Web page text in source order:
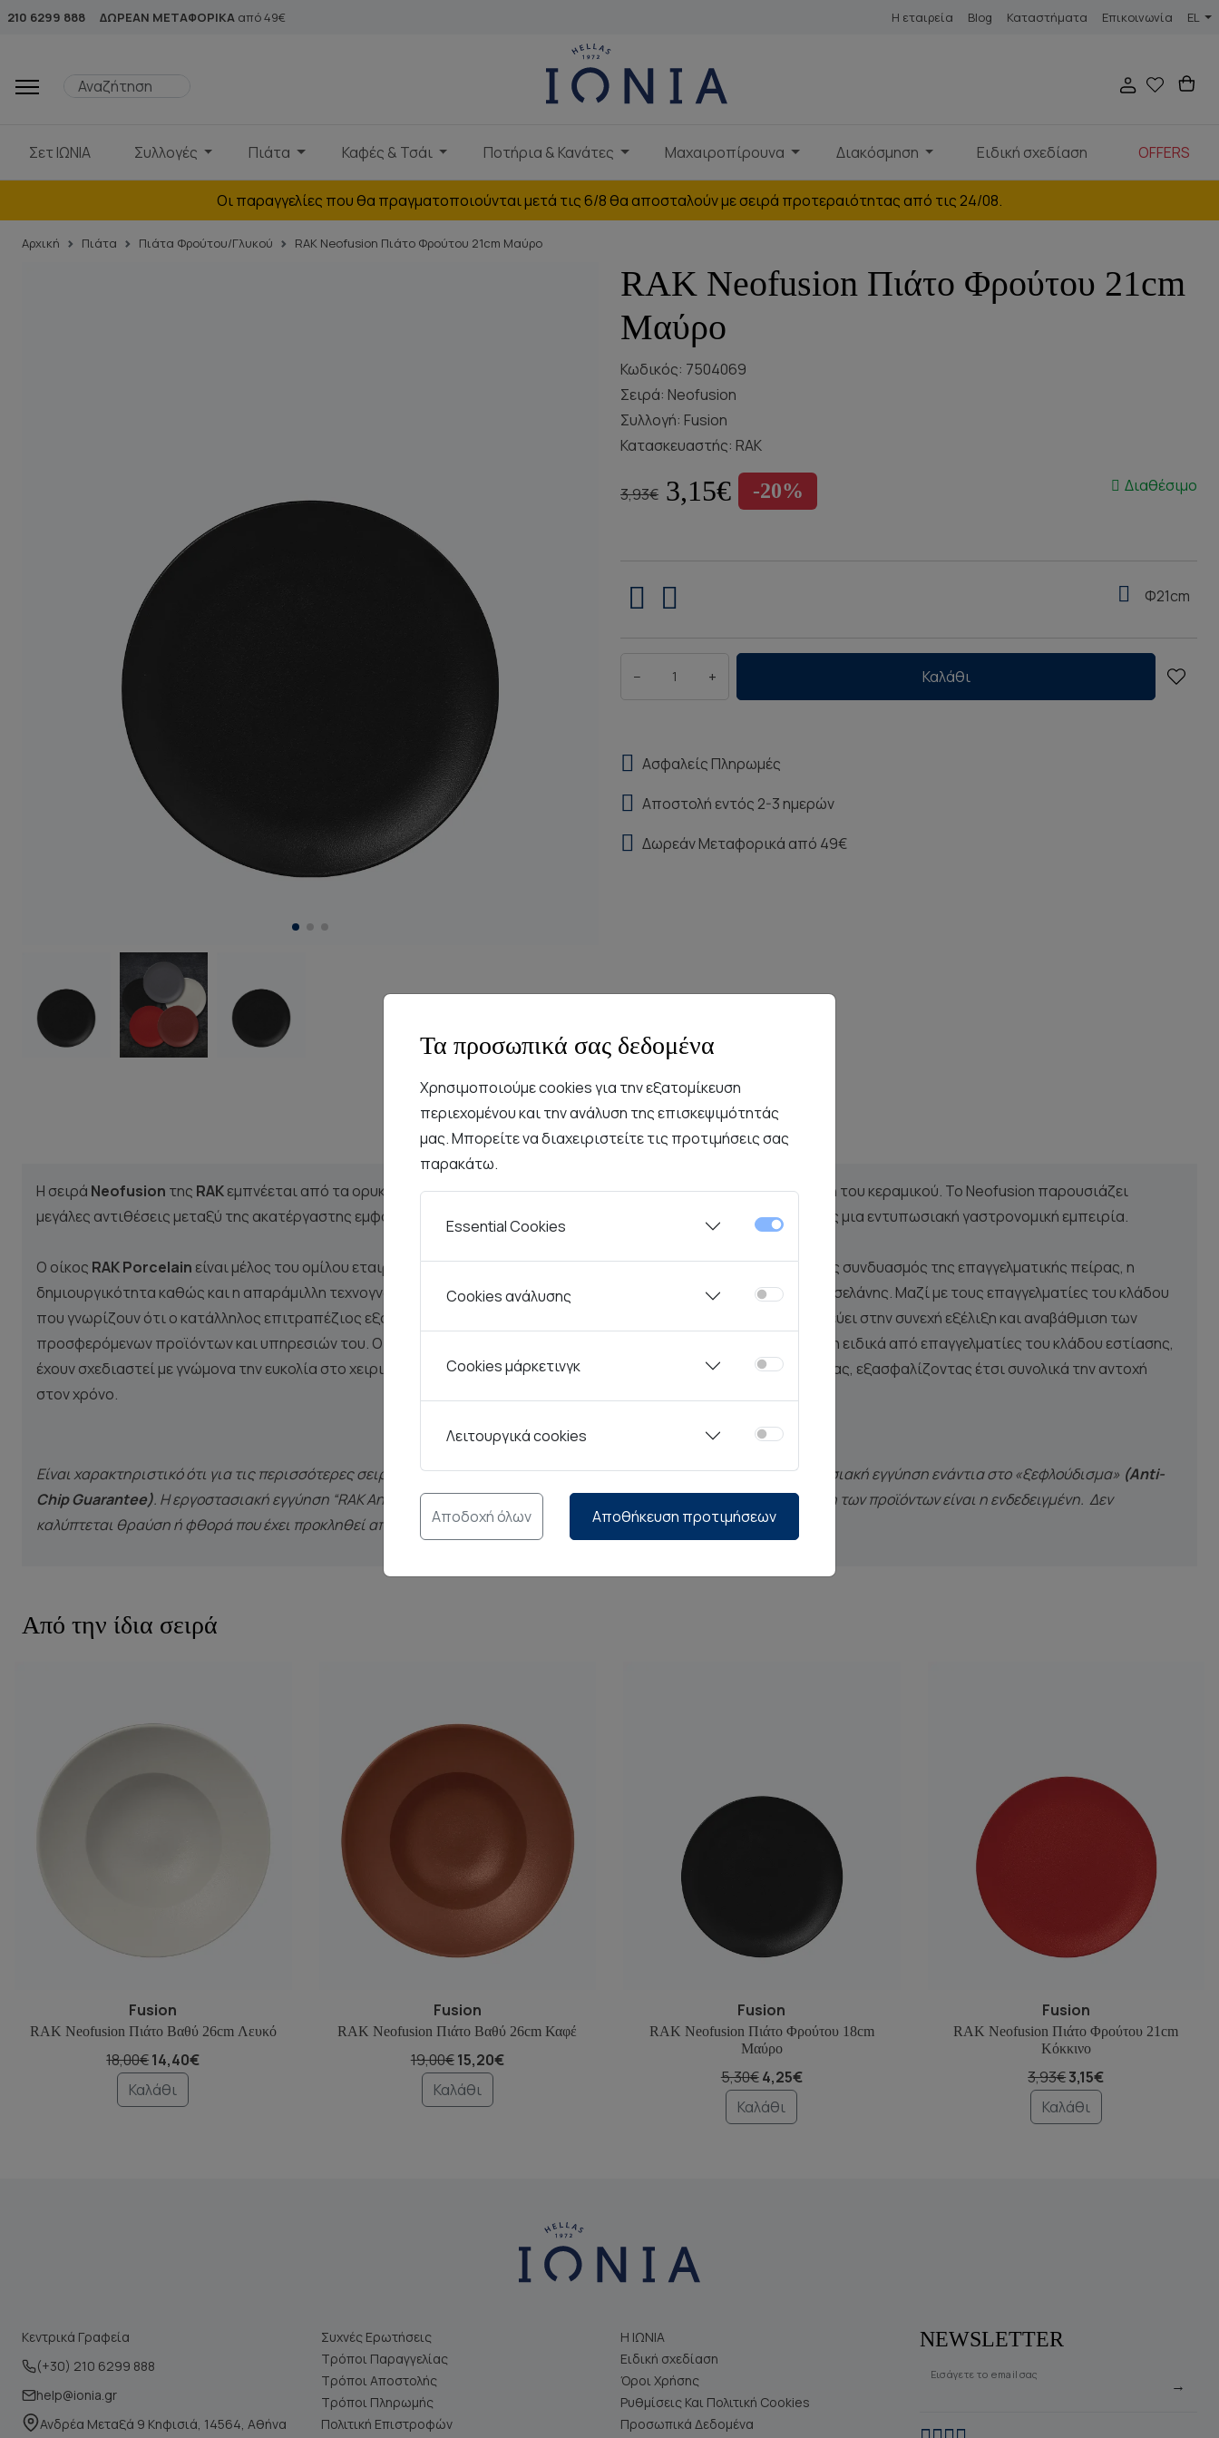
210 6299 888 ΔΩΡΕΑΝ ΜΕΤΑΦΟΡΙΚΑ από 49€ Η εταιρεία Blog Καταστήματα Επικοινωνία EL
Σετ ΙΩΝΙΑ Συλλογές Πιάτα Καφές & Τσάι Ποτήρια & Κανάτες Μαχαιροπίρουνα Διακόσμηση Ειδική σχεδίαση OFFERS
Οι παραγγελίες που θα πραγματοποιούνται μετά τις 6/8 θα αποσταλούν με σειρά προτεραιότητας από τις 24/08.
Αρχική Πιάτα Πιάτα Φρούτου/Γλυκού RAK Neofusion Πιάτο Φρούτου 21cm Μαύρο
RAK Neofusion Πιάτο Φρούτου 21cm
Μαύρο
Κωδικός: 7504069
Σειρά: Neofusion
Συλλογή: Fusion
Κατασκευαστής: RAK
3,93€ 3,15€ -20% Διαθέσιμο
Φ21cm
− + Καλάθι
Ασφαλείς Πληρωμές
Αποστολή εντός 2-3 ημερών
Δωρεάν Μεταφορικά από 49€
Περιγραφή Χαρακτηριστικά Συντήρηση
Η σειρά Neofusion της RAKεμπνέεται από τα ορυκτά υλικά. Κάθε κομμάτι έχει τη δύναμη της πορσελάνης και την όψη του κεραμικού. Το Neofusion παρουσιάζει
μεγάλες αντιθέσεις μεταξύ της ακατέργαστης εμφάνισής του και του εκλεπτισμένου υλικού των πιάτων, παρέχοντας μια εντυπωσιακή γαστρονομική εμπειρία.
Ο οίκος RAK Porcelain είναι μέλος του ομίλου εταιριών Rak Ceramics.Από την ίδρυση του ομίλου το 1991, ο επιτυχής συνδυασμός της επαγγελματικής πείρας, η
δημιουργικότητα καθώς και η απαράμιλλη τεχνογνωσία έχει ωθήσει την RAK σε μια ηγετική θέση στον κλάδο της πορσελάνης. Μαζί με τους επαγγελματίες του κλάδου
που γνωρίζουν ότι ο κατάλληλος επιτραπέζιος εξοπλισμός προσθέτει αξία στις υπηρεσίες τους, ο οίκος RAK στοχεύει στην συνεχή εξέλιξη και αναβάθμιση των
προσφερόμενων προϊόντων και υπηρεσιών του. Οι καινοτόμες συλλογές επιτραπέζιων ειδών, μελετημένες για χρήση ειδικά από επαγγελματίες του κλάδου εστίασης,
έχουν σχεδιαστεί με γνώμονα την ευκολία στο χειρισμό, την αντοχή στην σκληρή χρήση και τις μεταβολές θερμοκρασίας, εξασφαλίζοντας έτσι συνολικά την αντοχή
στον χρόνο.
Είναι χαρακτηριστικό ότι για τις περισσότερες σειρές που διαθέτει ο οίκος RAK, προσφέρεται περιορισμένη εργοστασιακή εγγύηση ενάντια στο «ξεφλούδισμα» (Anti-
Chip Guarantee). Η εργοστασιακή εγγύηση “RAK Anti-Chip Guarantee” καλύπτει συγκεκριμένες σειρές εφόσον η χρήση των προϊόντων είναι η ενδεδειγμένη. Δεν
καλύπτεται θραύση ή φθορά που έχει προκληθεί από κακή ή μη κανονική χρήση των προϊόντων.
Από την ίδια σειρά
Fusion
RAK Neofusion Πιάτο Βαθύ 26cm Λευκό
18,00€14,40€
Καλάθι
Fusion
RAK Neofusion Πιάτο Βαθύ 26cm Καφέ
19,00€15,20€
Καλάθι
Fusion
RAK Neofusion Πιάτο Φρούτου 18cm
Μαύρο
5,30€4,25€
Καλάθι
Fusion
RAK Neofusion Πιάτο Φρούτου 21cm
Κόκκινο
3,93€3,15€
Καλάθι
Κεντρικά Γραφεία
(+30) 210 6299 888
help@ionia.gr
Ανδρέα Μεταξά 9 Κηφισιά, 14564, Αθήνα
Συχνές Ερωτήσεις
Τρόποι Παραγγελίας
Τρόποι Αποστολής
Τρόποι Πληρωμής
Πολιτική Επιστροφών
Η ΙΩΝΙΑ
Ειδική σχεδίαση
Όροι Χρήσης
Ρυθμίσεις Και Πολιτική Cookies
Προσωπικά Δεδομένα
NEWSLETTER
Εισάγετε το email σας
→
Τα προσωπικά σας δεδομένα
Χρησιμοποιούμε cookies για την εξατομίκευση
περιεχομένου και την ανάλυση της επισκεψιμότητάς
μας. Μπορείτε να διαχειριστείτε τις προτιμήσεις σας
παρακάτω.
Essential Cookies
Cookies ανάλυσης
Cookies μάρκετινγκ
Λειτουργικά cookies
Αποδοχή όλων Αποθήκευση προτιμήσεων